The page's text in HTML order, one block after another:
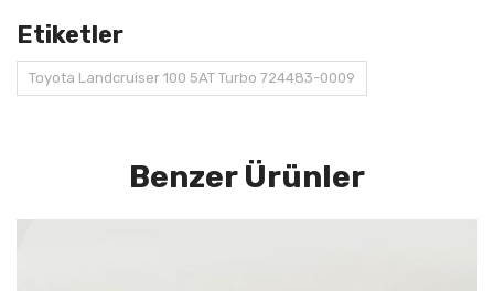
Etiketler
Toyota Landcruiser 100 5AT Turbo 724483-0009
Benzer Ürünler